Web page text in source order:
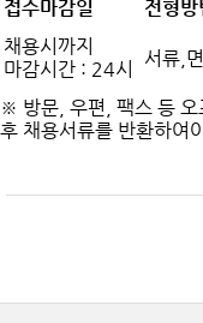
접수마감일 전형방
채용시까지
마감시간 : 24시
서류,
※ 방문, 우편, 팩스 등 오
후 채용서류를 반환하여